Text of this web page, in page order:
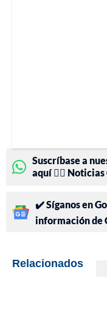
Suscríbase a
aquí 👉🏻
✔️ Síganos en
información de
Relacionados